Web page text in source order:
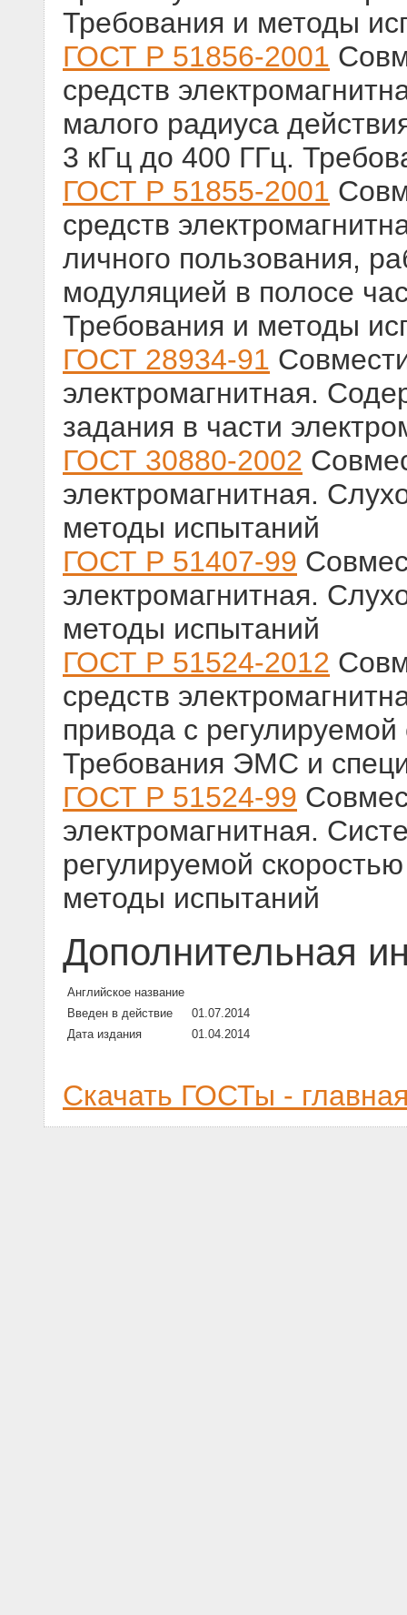
Требования и методы
ГОСТ Р 51856-2001
средств
малого радиуса
3 кГц до 400 ГГц.
ГОСТ Р 51855-2001
средств
личного пользования,
модуляцией в полосе
Требования и методы
ГОСТ 28934-91
электромагнитная.
задания в части
ГОСТ 30880-2002
электромагнитная.
методы испытаний
ГОСТ Р 51407-99
электромагнитная.
методы испытаний
ГОСТ Р 51524-2012
средств
привода с
Требования ЭМС и
ГОСТ Р 51524-99
электромагнитная.
регулируемой
методы испытаний
Дополнительная
Английское название
Введен в действие
01.07.2014
Дата издания
01.04.2014
Скачать ГОСТы -